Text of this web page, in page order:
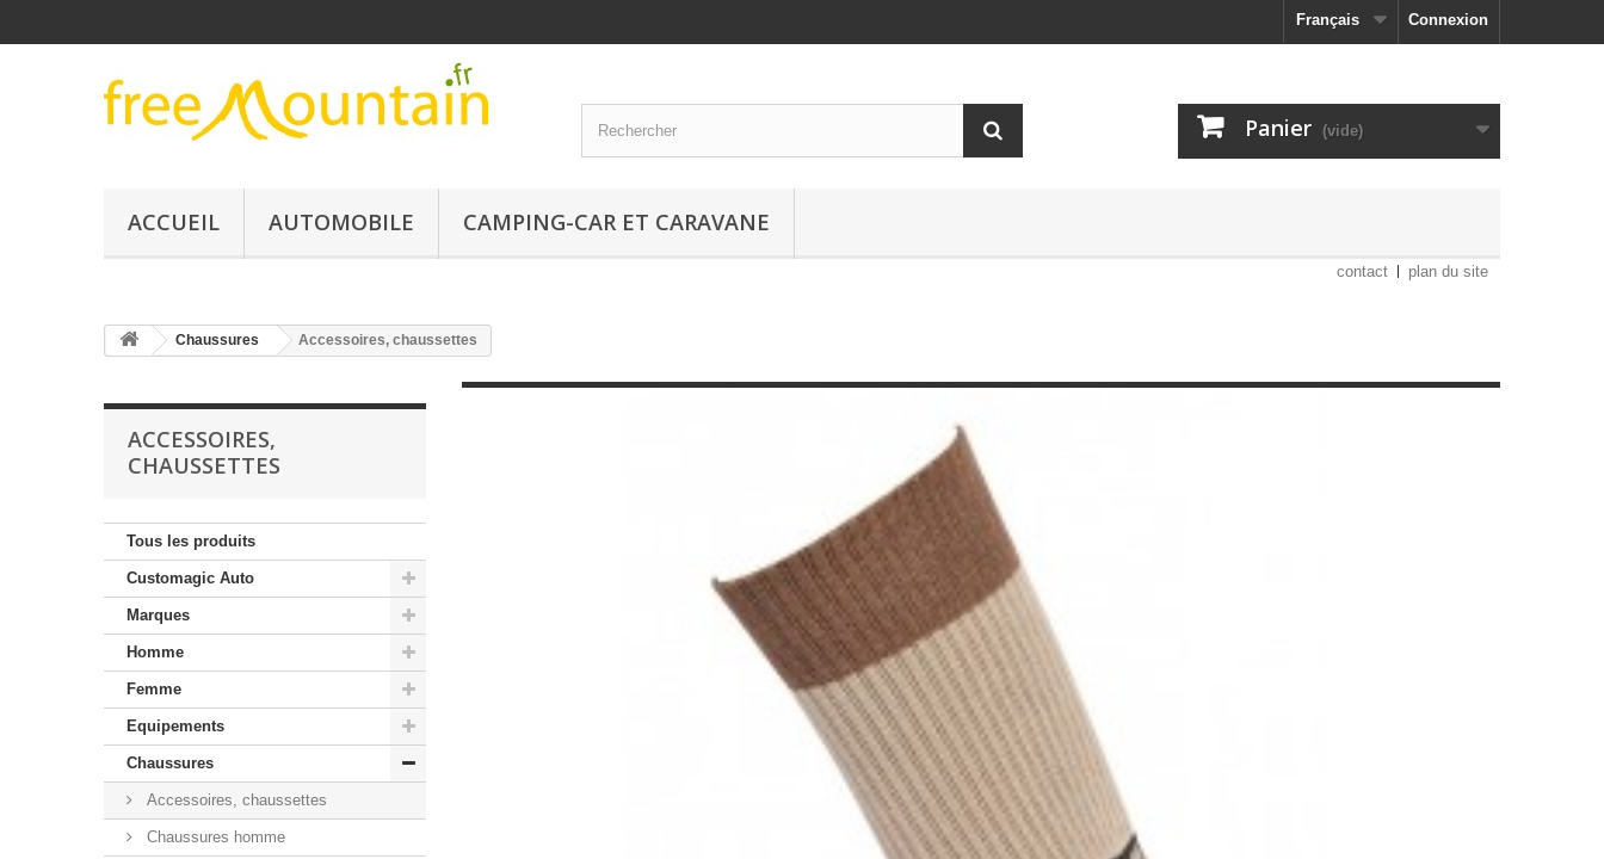
Connexion
Français
Panier (vide)
ACCUEIL AUTOMOBILE CAMPING-CAR ET CARAVANE
contact plan du site
Chaussures Accessoires, chaussettes
ACCESSOIRES,
CHAUSSETTES
Tous les produits
Customagic Auto
Marques
Homme
Femme
Equipements
Chaussures
Accessoires, chaussettes
Chaussures homme